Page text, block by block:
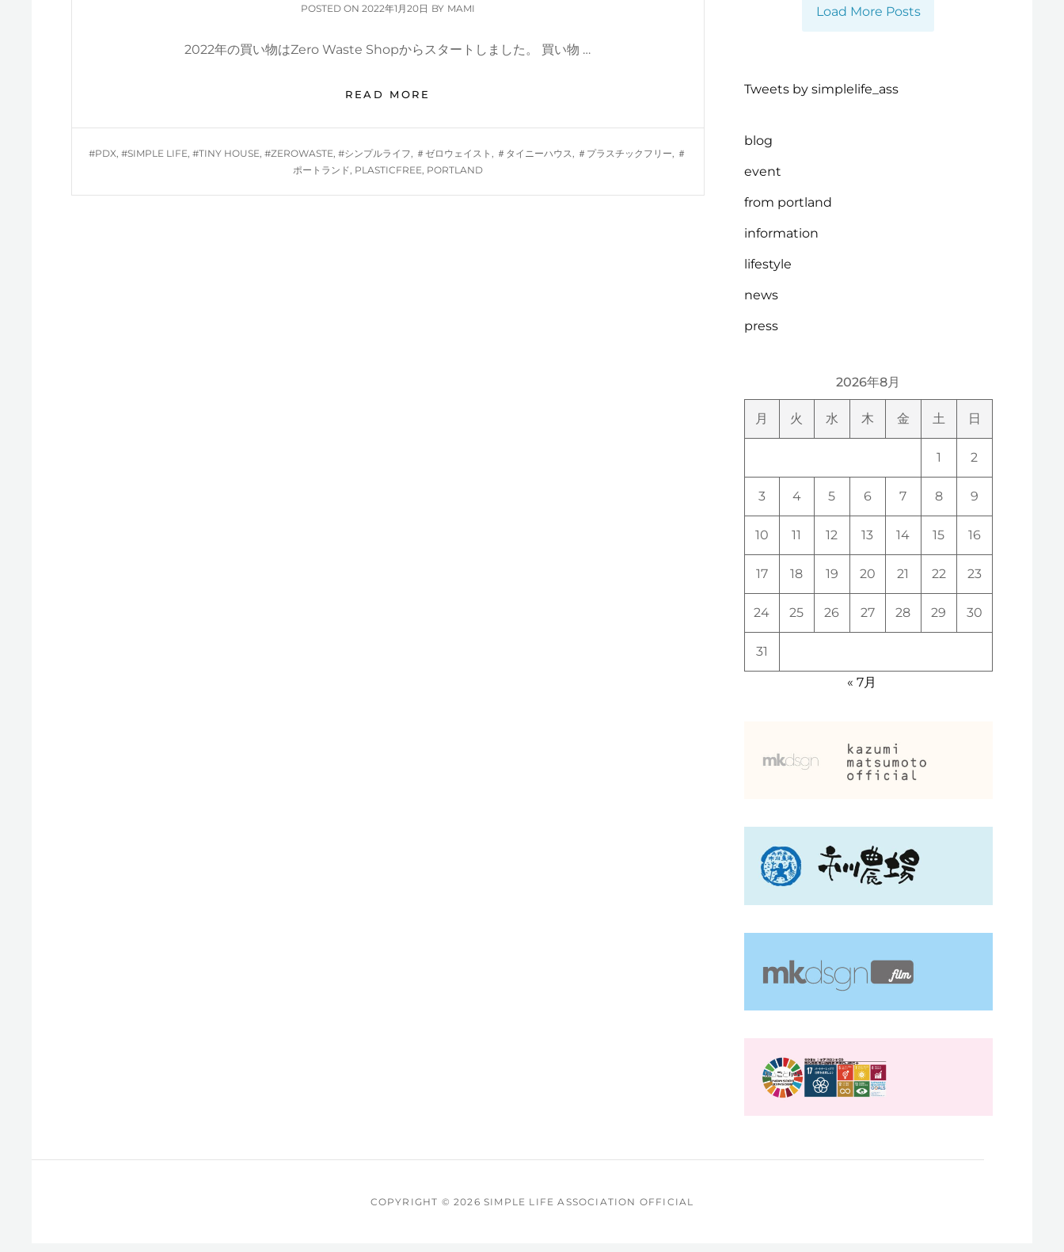
POSTED ON POSTED
2022年1月20日 BY MAMI
2022年の買い物はZero Waste Shopからスタートしました。 買い物 …
READ MORE
SHOP
TAGS
#PDX ,#SIMPLE LIFE ,#TINY HOUSE ,#ZEROWASTE ,#シンプルライフ ＃ゼロウェイスト ＃タイニーハウス ＃プラスチックフリー
＃
ポートランド PLASTICFREE PORTLAND
Load More Posts
Tweets by simplelife_ass
blog
event
from portland
information
lifestyle
news
press
2026年8月
月 火 水 木 金 土 日
1 2
3 4 5 6 7 8 9
10 11 12 13 14 15 16
17 18 19 20 21 22 23
24 25 26 27 28 29 30
31
« 7月
COPYRIGHT © 2026 SIMPLE LIFE ASSOCIATION OFFICIAL